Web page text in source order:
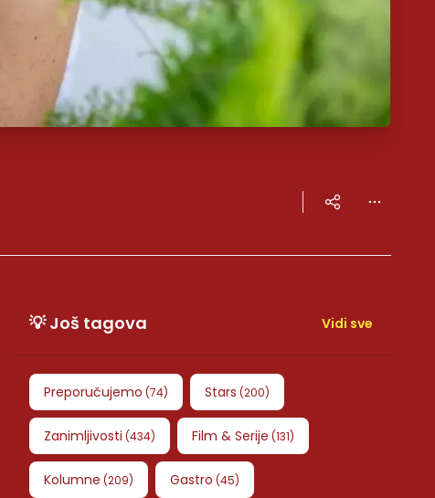
💡 Još tagova Vidi sve
Preporučujemo (74) Stars (200)
Zanimljivosti (434) Film & Serije (131)
Kolumne (209) Gastro (45)